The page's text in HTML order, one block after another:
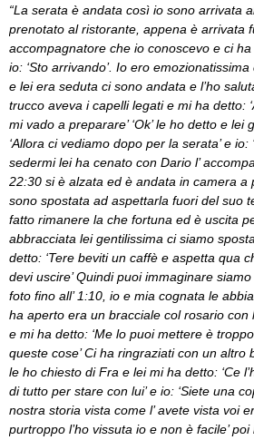
“La serata è andata così io sono arrivata
prenotato al ristorante, appena è arrivata
accompagnatore che io conoscevo e ci ha
io: ‘Sto arrivando’. Io ero
e lei era seduta ci sono andata e l’ho
trucco aveva i capelli legati e mi ha detto:
mi vado a preparare’ ‘Ok’ le ho detto e
‘Allora ci vediamo dopo per la serata’ e io:
sedermi lei ha cenato con Dario l’
22:30 si è alzata ed è andata in camera a
sono spostata ad aspettarla fuori del suo
fatto rimanere la che fortuna ed è uscita
abbracciata lei gentilissima ci siamo
detto: ‘Tere beviti un caffè e aspetta qua
devi uscire’ Quindi puoi immaginare
foto fino all’ 1:10, io e mia cognata le
ha aperto era un bracciale col rosario
e mi ha detto: ‘Me lo puoi mettere è
queste cose’ Ci ha ringraziati con un altro
le ho chiesto di Fra e lei mi ha detto: ‘Ce
di tutto per stare con lui’ e io: ‘Siete una
nostra storia vista come l’ avete vista voi
purtroppo l’ho vissuta io e non è facile’